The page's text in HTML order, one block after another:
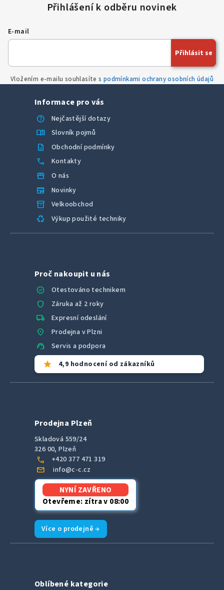
E-mail
Vložením e-mailu souhlasíte s podmínkami ochrany osobních údajů
Přihlásit se
Informace pro vás
help
Nejčastější dotazy
menu_book Slovník pojmů
description Obchodní podmínky
call Kontakty
storefront O nás
newspaper Novinky
inventory_2 Velkoobchod
recycling Výkup použité techniky
Proč nakoupit u nás
verified
Otestováno technikem
shield Záruka až 2 roky
local_shipping Expresní odeslání
location_on Prodejna v Plzni
support_agent Servis a podpora
star 4,9 hodnocení od zákazníků
Prodejna Plzeň
Skladová 559/24
326 00, Plzeň
call +420 377 471 319
mail info@c-c.cz
NYNÍ ZAVŘENO
Otevřeme: zítra v 08:00
Více o prodejně →
Oblíbené kategorie